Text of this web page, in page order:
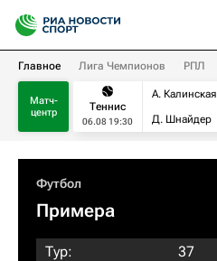
Главное Лига Чемпионов РПЛ
Матч-
центр
Теннис
06.08 19:30
А. Калинская
Д. Шнайдер
Футбол
Примера
Тур:
37